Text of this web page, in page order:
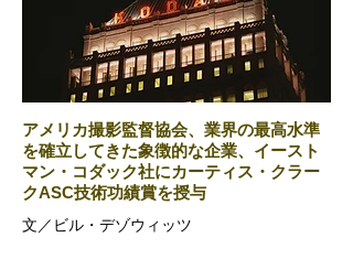
アメリカ撮影監督協会、業界の最高水準
を確立してきた象徴的な企業、イースト
マン・コダック社にカーティス・クラー
クASC技術功績賞を授与
文／ビル・デゾウィッツ